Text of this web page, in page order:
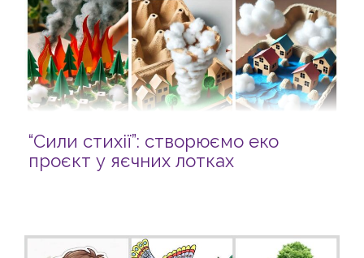
“Сили стихії”: створюємо еко
проєкт у яєчних лотках